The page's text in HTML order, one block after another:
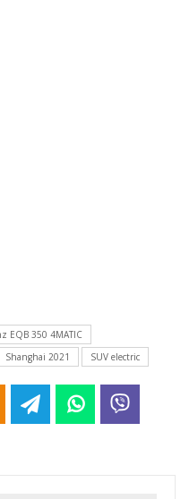
EQB 350 4MATIC
Shanghai 2021 SUV electric